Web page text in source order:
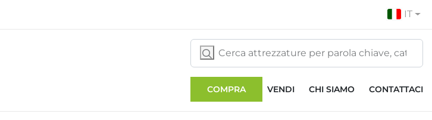
IT
COMPRA VENDI CHI SIAMO CONTATTACI